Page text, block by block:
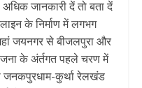
जानकारी दें तो बता दें
के निर्माण में लगभग
जयनगर से बीजलपुरा और
के अंर्तगत पहले चरण में
कुर्था रेलखंड